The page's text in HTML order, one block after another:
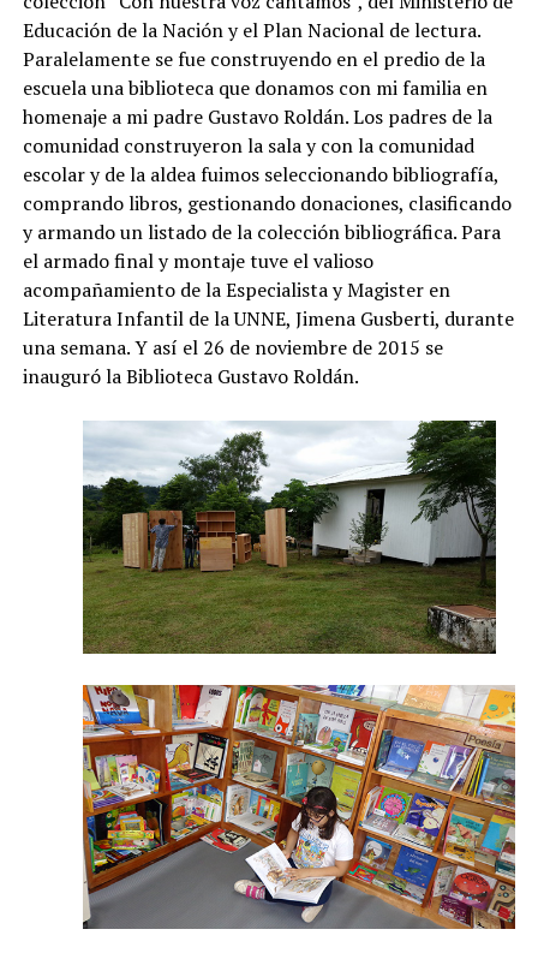
Educación de la Nación y el Plan Nacional de lectura.
Paralelamente se fue construyendo en el predio de la
escuela una biblioteca que donamos con mi familia en
homenaje a mi padre Gustavo Roldán. Los padres de la
comunidad construyeron la sala y con la comunidad
escolar y de la aldea fuimos seleccionando bibliografía,
comprando libros, gestionando donaciones, clasificando
y armando un listado de la colección bibliográfica. Para
el armado final y montaje tuve el valioso
acompañamiento de la Especialista y Magister en
Literatura Infantil de la UNNE, Jimena Gusberti, durante
una semana. Y así el 26 de noviembre de 2015 se
inauguró la Biblioteca Gustavo Roldán.